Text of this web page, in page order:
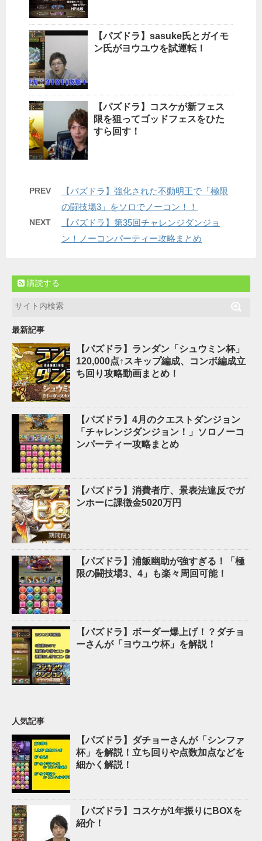
【パズドラ】sasuke氏とガイモ
ン氏がヨウユウを試運転！
【パズドラ】コスケが新フェス
限を狙ってゴッドフェスをひた
すら回す！
PREV
【パズドラ】強化された不動明王で「極限
の闘技場3」をソロでノーコン！！
NEXT
【パズドラ】第35回チャレンジダンジョ
ン！ノーコンパーティー攻略まとめ
購読する
最新記事
【パズドラ】ランダン「シュウミン杯」
120,000点↑スキップ編成、コンボ編成立
ち回り攻略動画まとめ！
【パズドラ】4月のクエストダンジョン
「チャレンジダンジョン！」ソロノーコ
ンパーティー攻略まとめ
【パズドラ】消費者庁、景表法違反でガ
ンホーに課徴金5020万円
【パズドラ】浦飯幽助が強すぎる！「極
限の闘技場3、4」も楽々周回可能！
【パズドラ】ボーダー爆上げ！？ダチョ
ーさんが「ヨウユウ杯」を解説！
人気記事
【パズドラ】ダチョーさんが「シンファ
杯」を解説！立ち回りや点数加点などを
細かく解説！
【パズドラ】コスケが1年振りにBOXを
紹介！